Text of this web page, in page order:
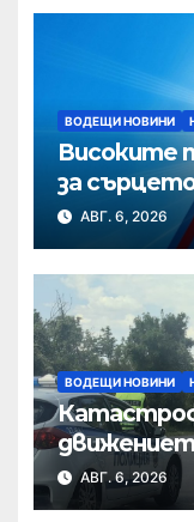
ВОДЕЩИ НОВИНИ
Високите
за
АВГ. 6, 2026
ВОДЕЩИ НОВИНИ
Хиподрума
АВГ. 6, 2026